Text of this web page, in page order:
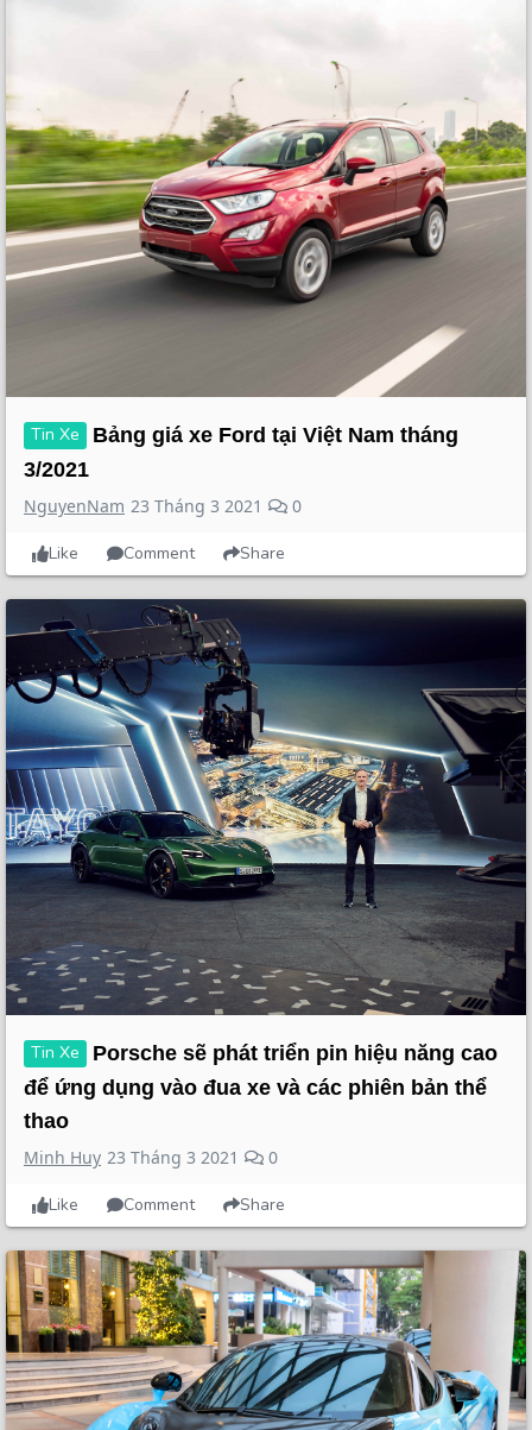
Tin Xe
Bảng giá xe Ford tại Việt Nam tháng
3/2021
NguyenNam 23 Tháng 3 2021 0
Like Comment Share
Tin Xe
Porsche sẽ phát triển pin hiệu năng cao
để ứng dụng vào đua xe và các phiên bản thể
thao
Minh Huy 23 Tháng 3 2021 0
Like Comment Share